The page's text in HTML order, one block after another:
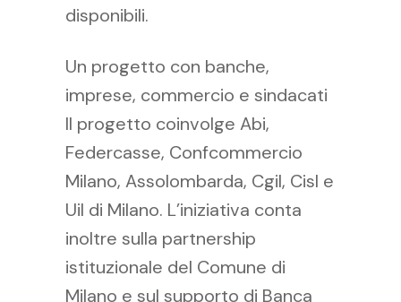
disponibili.
Un progetto con banche,
imprese, commercio e sindacati
Il progetto coinvolge Abi,
Federcasse, Confcommercio
Milano, Assolombarda, Cgil, Cisl e
Uil di Milano. L’iniziativa conta
inoltre sulla partnership
istituzionale del Comune di
Milano e sul supporto di Banca